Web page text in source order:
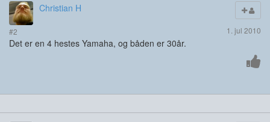
Christian H
#2 1. jul 2010
Det er en 4 hestes Yamaha, og båden er 30år.